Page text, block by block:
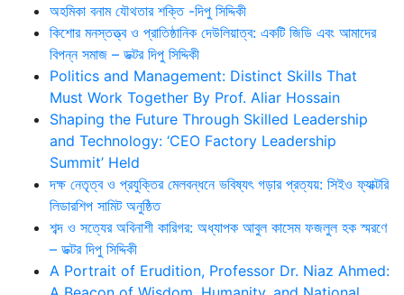
অহমিকা বনাম যৌথতার শক্তি -দিপু সিদ্দিকী
কিশোর মনস্তত্ত্ব ও প্রাতিষ্ঠানিক দেউলিয়াত্ব: একটি জিডি এবং আমাদের
বিপন্ন সমাজ – ডক্টর দিপু সিদ্দিকী
Politics and Management: Distinct Skills That
Must Work Together By Prof. Aliar Hossain
Shaping the Future Through Skilled Leadership
and Technology: ‘CEO Factory Leadership
Summit’ Held
দক্ষ নেতৃত্ব ও প্রযুক্তির মেলবন্ধনে ভবিষ্যৎ গড়ার প্রত্যয়: সিইও ফ্যাক্টরি
লিডারশিপ সামিট অনুষ্ঠিত
শব্দ ও সত্যের অবিনাশী কারিগর: অধ্যাপক আবুল কাসেম ফজলুল হক স্মরণে
– ডক্টর দিপু সিদ্দিকী
A Portrait of Erudition, Professor Dr. Niaz Ahmed: